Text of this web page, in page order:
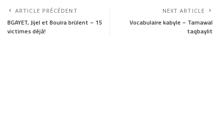
a
c
a
s
m
a
h
a
ARTICLE PRÉCÉDENT
BGAYET, Jijel et Bouira brûlent – 15
victimes déjà!
NEXT ARTICLE
Vocabulaire kabyle – Tamawal
taqbaylit